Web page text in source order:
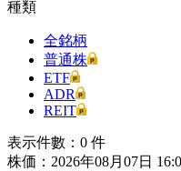
種類
全銘柄
普通株
ETF
ADR
REIT
表示件數： 0 件
株価：2026年08月07日